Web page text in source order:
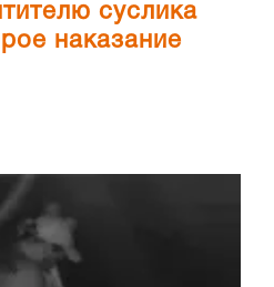
суслика
наказание